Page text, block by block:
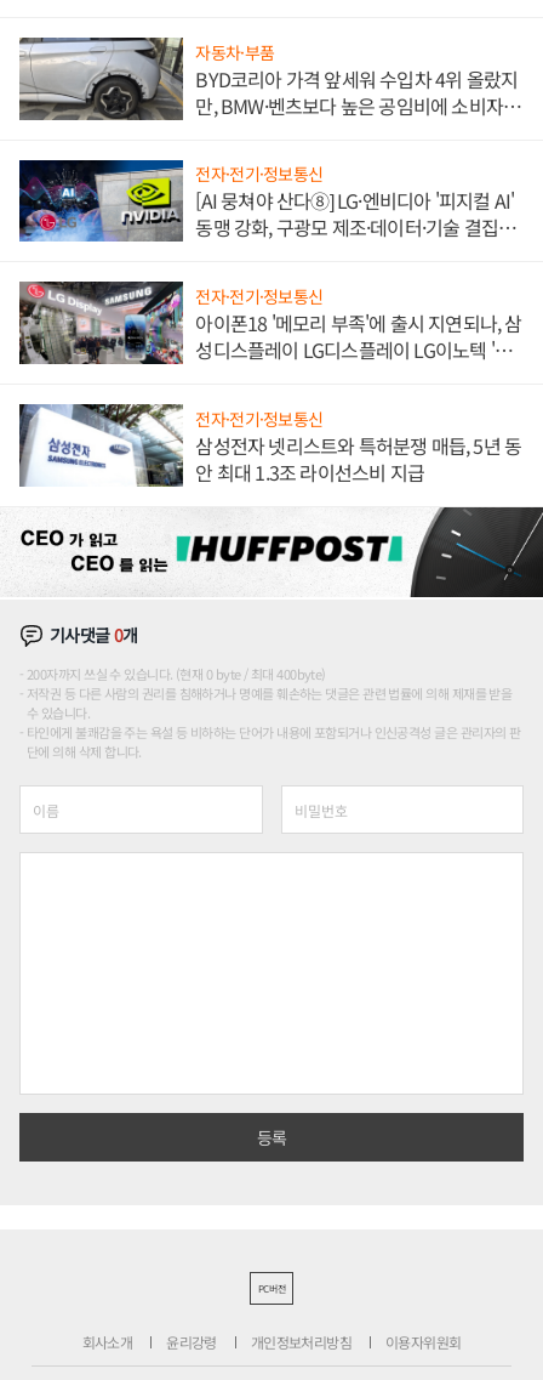
자동차·부품
BYD코리아 가격 앞세워 수입차 4위 올랐지
만, BMW·벤츠보다 높은 공임비에 소비자
전자·전기·정보통신
[AI 뭉쳐야 산다⑧] LG·엔비디아 '피지컬 AI'
동맹 강화, 구광모 제조·데이터·기술 결집
전자·전기·정보통신
아이폰18 '메모리 부족'에 출시 지연되나, 삼
성디스플레이 LG디스플레이 LG이노텍 '탈
전자·전기·정보통신
삼성전자 넷리스트와 특허분쟁 매듭, 5년 동
안 최대 1.3조 라이선스비 지급
기사댓글0개
200자까지 쓰실 수 있습니다. (현재 0 byte / 최대 400byte)
저작권 등 다른 사람의 권리를 침해하거나 명예를 훼손하는 댓글은 관련 법률에 의해 제재를 받을
수 있습니다.
타인에게 불쾌감을 주는 욕설 등 비하하는 단어가 내용에 포함되거나 인신공격성 글은 관리자의 판
단에 의해 삭제 합니다.
PC버전
회사소개 윤리강령 개인정보처리방침 이용자위원회